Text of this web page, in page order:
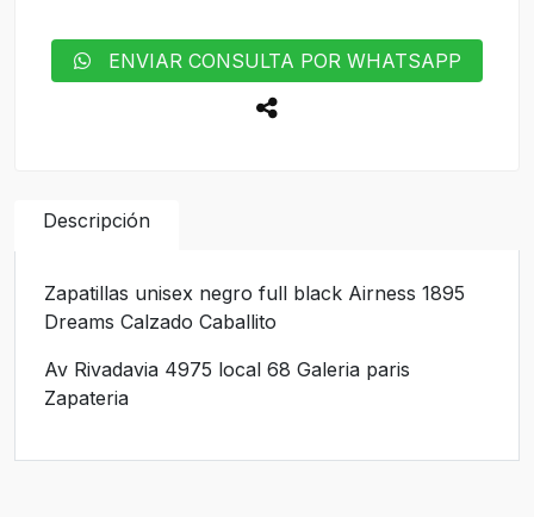
ENVIAR CONSULTA POR WHATSAPP
Descripción
Zapatillas unisex negro full black Airness 1895
Dreams Calzado Caballito
Av Rivadavia 4975 local 68 Galeria paris
Zapateria